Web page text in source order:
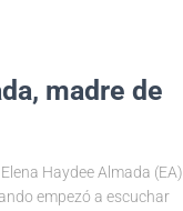
madre de
Haydee Almada (EA),
empezó a escuchar